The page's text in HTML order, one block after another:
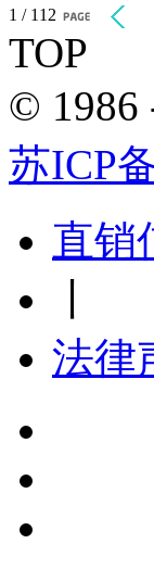
1 / 112
TOP
© 1986
苏ICP
直销
法律